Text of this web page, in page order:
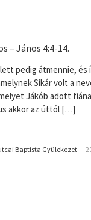
– János 4:4-14.
pedig átmennie,
Sikár volt a
Jákób adott
akkor az úttól […]
Baptista Gyülekezet –